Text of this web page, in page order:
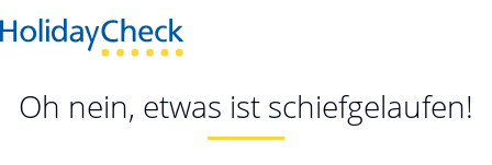
Oh nein, etwas ist schiefgelaufen!